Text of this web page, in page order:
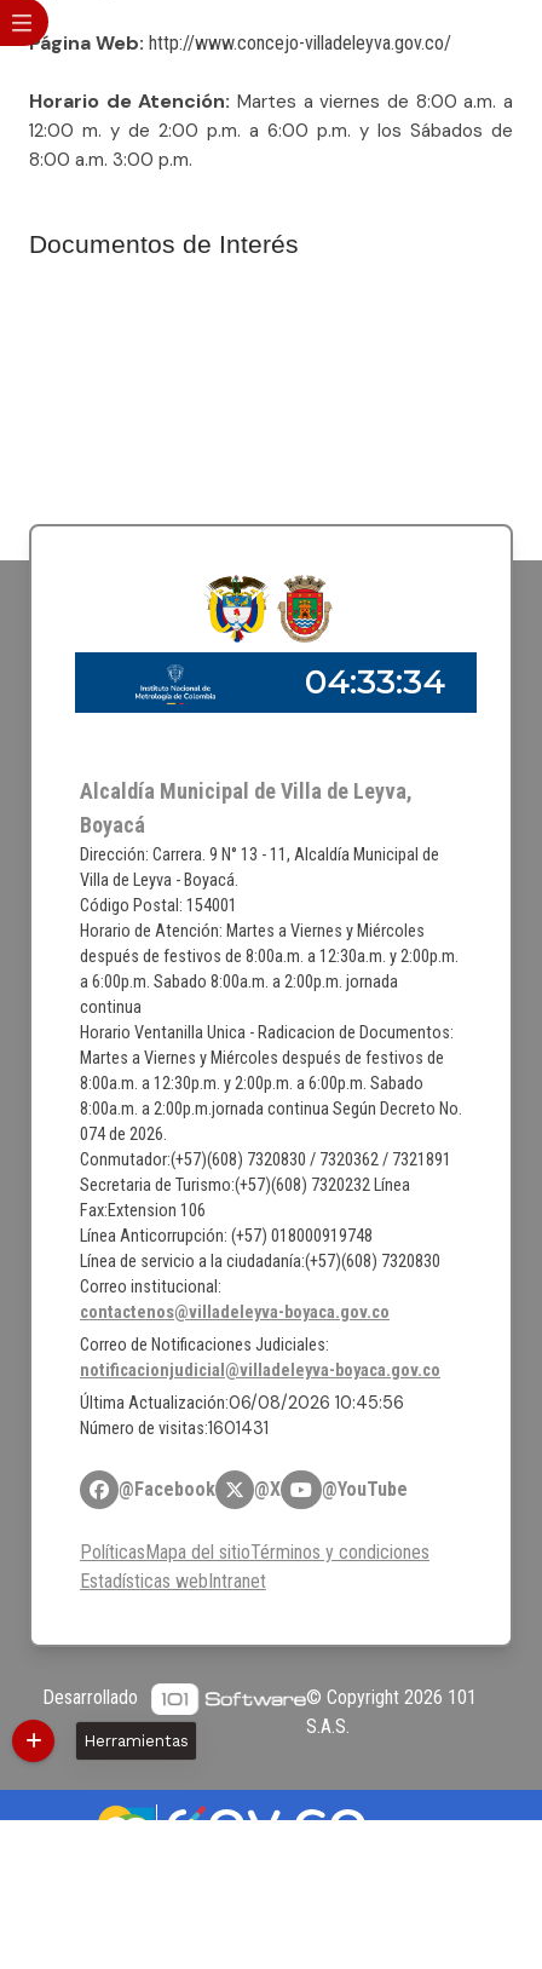
Página Web: http://www.concejo-villadeleyva.gov.co/
Horario de Atención: Martes a viernes de 8:00 a.m. a
12:00 m. y de 2:00 p.m. a 6:00 p.m. y los Sábados de
8:00 a.m. 3:00 p.m.
Documentos de Interés
Alcaldía Municipal de Villa de Leyva,
Boyacá
Dirección: Carrera. 9 N° 13 - 11, Alcaldía Municipal de
Villa de Leyva - Boyacá.
Código Postal: 154001
Horario de Atención: Martes a Viernes y Miércoles
después de festivos de 8:00a.m. a 12:30a.m. y 2:00p.m.
a 6:00p.m. Sabado 8:00a.m. a 2:00p.m. jornada
continua
Horario Ventanilla Unica - Radicacion de Documentos:
Martes a Viernes y Miércoles después de festivos de
8:00a.m. a 12:30p.m. y 2:00p.m. a 6:00p.m. Sabado
8:00a.m. a 2:00p.m.jornada continua Según Decreto No.
074 de 2026.
Conmutador:(+57)(608) 7320830 / 7320362 / 7321891
Secretaria de Turismo:(+57)(608) 7320232 Línea
Fax:Extension 106
Línea Anticorrupción: (+57) 018000919748
Línea de servicio a la ciudadanía:(+57)(608) 7320830
Correo institucional:
contactenos@villadeleyva-boyaca.gov.co
Correo de Notificaciones Judiciales:
notificacionjudicial@villadeleyva-boyaca.gov.co
Última Actualización:06/08/2026 10:45:56
Número de visitas:1601431
@Facebook @X @YouTube
PolíticasMapa del sitioTérminos y condiciones
Estadísticas webIntranet
Desarrollado
por:
© Copyright 2026 101
S.A.S.
Herramientas